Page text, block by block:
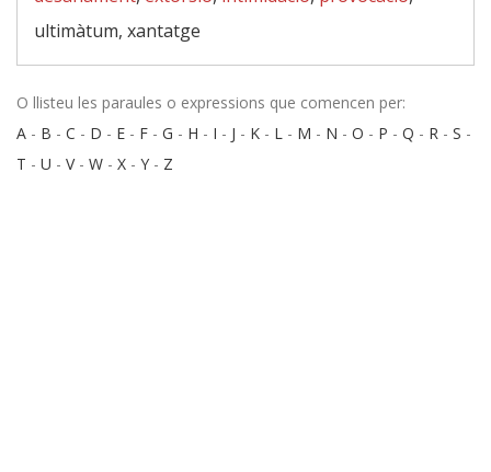
ultimàtum, xantatge
O llisteu les paraules o expressions que comencen per:
A - B - C - D - E - F - G - H - I - J - K - L - M - N - O - P - Q - R - S -
T - U - V- W - X - Y - Z